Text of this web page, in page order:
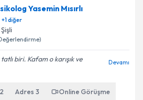
Yasemin Mısırlı
+1diğer
biri. Kafam o karışık ve
Devamı
2 Adres 3 Online Görüşme